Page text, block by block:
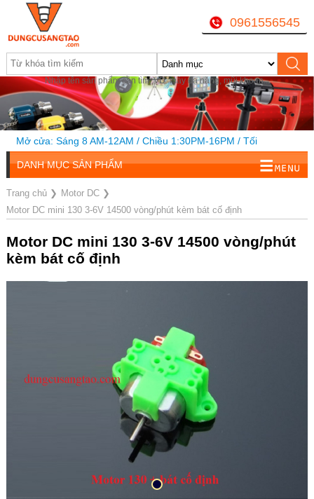
Nhập tên sản phẩm cần tìm, VD: máy đa năng, mũi khoan...
0961556545
Mở cửa: Sáng 8 AM-12AM / Chiều 1:30PM-16PM / Tối
18h-20h
DANH MỤC SẢN PHẨM
Trang chủ❯ Motor DC❯
Motor DC mini 130 3-6V 14500 vòng/phút kèm bát cố định
Motor DC mini 130 3-6V 14500 vòng/phút
kèm bát cố định